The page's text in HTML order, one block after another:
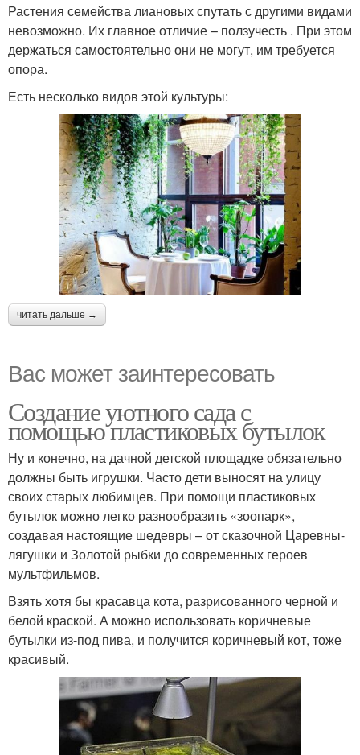
Растения семейства лиановых спутать с другими видами
невозможно. Их главное отличие – ползучесть . При этом
держаться самостоятельно они не могут, им требуется
опора.
Есть несколько видов этой культуры:
читать дальше →
Вас может заинтересовать
Создание уютного сада с
помощью пластиковых бутылок
Ну и конечно, на дачной детской площадке обязательно
должны быть игрушки. Часто дети выносят на улицу
своих старых любимцев. При помощи пластиковых
бутылок можно легко разнообразить «зоопарк»,
создавая настоящие шедевры – от сказочной Царевны-
лягушки и Золотой рыбки до современных героев
мультфильмов.
Взять хотя бы красавца кота, разрисованного черной и
белой краской. А можно использовать коричневые
бутылки из-под пива, и получится коричневый кот, тоже
красивый.